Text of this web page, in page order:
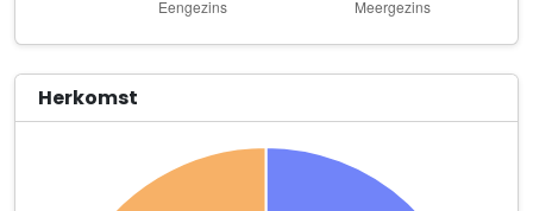
Kaz Salemink
Kroese & Kroese Beheer B.V.
Herkomst